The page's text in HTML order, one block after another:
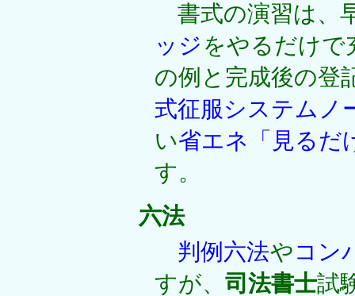
書式の演習は、
ッジ をやるだけで
の例と完成後の登
式征服システムノ
い省エネ「見るだ
す。
六法
判例六法やコン
すが、 司法書士試